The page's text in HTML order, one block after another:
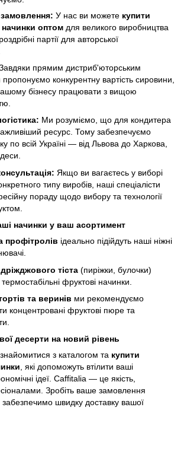
У нас ви можете купити
начинки оптом для великого виробництва
партії для авторської
прямим дистриб'юторським
конкурентну вартість сировини,
бізнесу працювати з вищою
Ми розуміємо, що для кондитера
ресурс. Тому забезпечуємо
по всій Україні — від Львова до Харкова,
Якщо ви вагаєтесь у виборі
типу виробів, наші спеціалісти
пораду щодо вибору та технології
начинки у ваш асортимент
профітролів ідеально підійдуть наші ніжні
тіста (пиріжки, булочки)
фруктові начинки.
та веринів ми рекомендуємо
концентровані фруктові пюре та
десерти на новий рівень
з каталогом та купити
, які допоможуть втілити ваші
ідеї. Caffitalia — це якість,
Зробіть ваше замовлення
швидку доставку вашої